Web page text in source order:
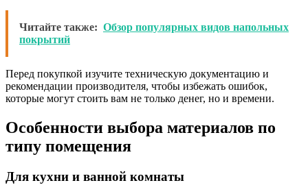
Читайте также: Обзор популярных видов напольных
покрытий
Перед покупкой изучите техническую документацию и
рекомендации производителя, чтобы избежать ошибок,
которые могут стоить вам не только денег, но и времени.
Особенности выбора материалов по
типу помещения
Для кухни и ванной комнаты